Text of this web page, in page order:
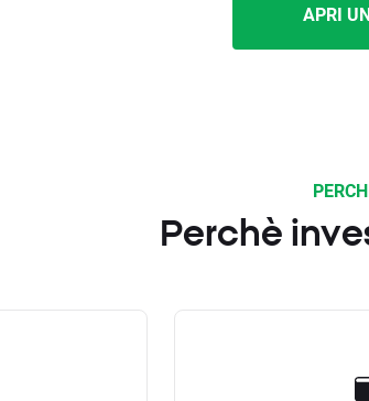
APRI
Perchè